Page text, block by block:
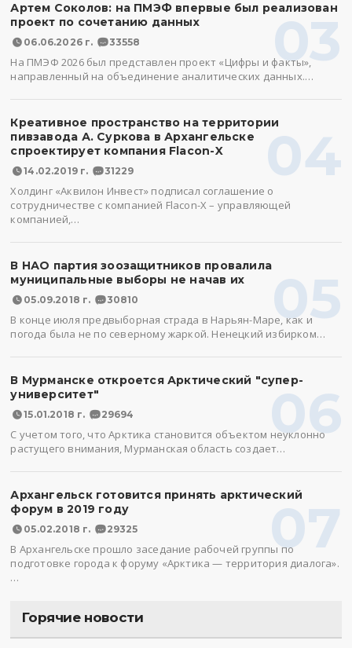
03
Артем Соколов: на ПМЭФ впервые был реализован
проект по сочетанию данных
06.06.2026 г. 33558
На ПМЭФ 2026 был представлен проект «Цифры и факты»,
направленный на объединение аналитических данных.…
04
Креативное пространство на территории
пивзавода А. Суркова в Архангельске
спроектирует компания Flacon-X
14.02.2019 г. 31229
Холдинг «Аквилон Инвест» подписал соглашение о
сотрудничестве с компанией Flacon-X – управляющей
компанией,…
05
В НАО партия зоозащитников провалила
муниципальные выборы не начав их
05.09.2018 г. 30810
В конце июля предвыборная страда в Нарьян-Маре, как и
погода была не по северному жаркой. Ненецкий избирком…
06
В Мурманске откроется Арктический "супер-
университет"
15.01.2018 г. 29694
С учетом того, что Арктика становится объектом неуклонно
растущего внимания, Мурманская область создает…
07
Архангельск готовится принять арктический
форум в 2019 году
05.02.2018 г. 29325
В Архангельске прошло заседание рабочей группы по
подготовке города к форуму «Арктика — территория диалога».
…
Горячие новости